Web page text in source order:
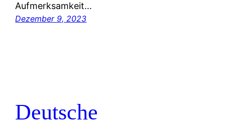
Aufmerksamkeit…
Dezember 9, 2023
Deutsche